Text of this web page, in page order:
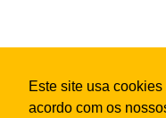
Este site usa
acordo com os